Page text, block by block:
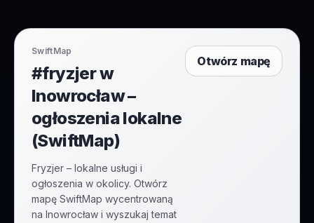
SwiftMap
#fryzjer w
Inowrocław –
ogłoszenia lokalne
(SwiftMap)
Fryzjer – lokalne usługi i
ogłoszenia w okolicy. Otwórz
mapę SwiftMap wycentrowaną
na Inowrocław i wyszukaj temat
Otwórz mapę